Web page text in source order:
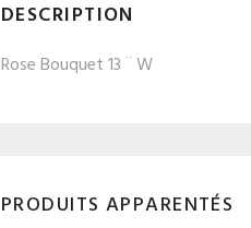
DESCRIPTION
Rose Bouquet 13 ¨ W
PRODUITS APPARENTÉS